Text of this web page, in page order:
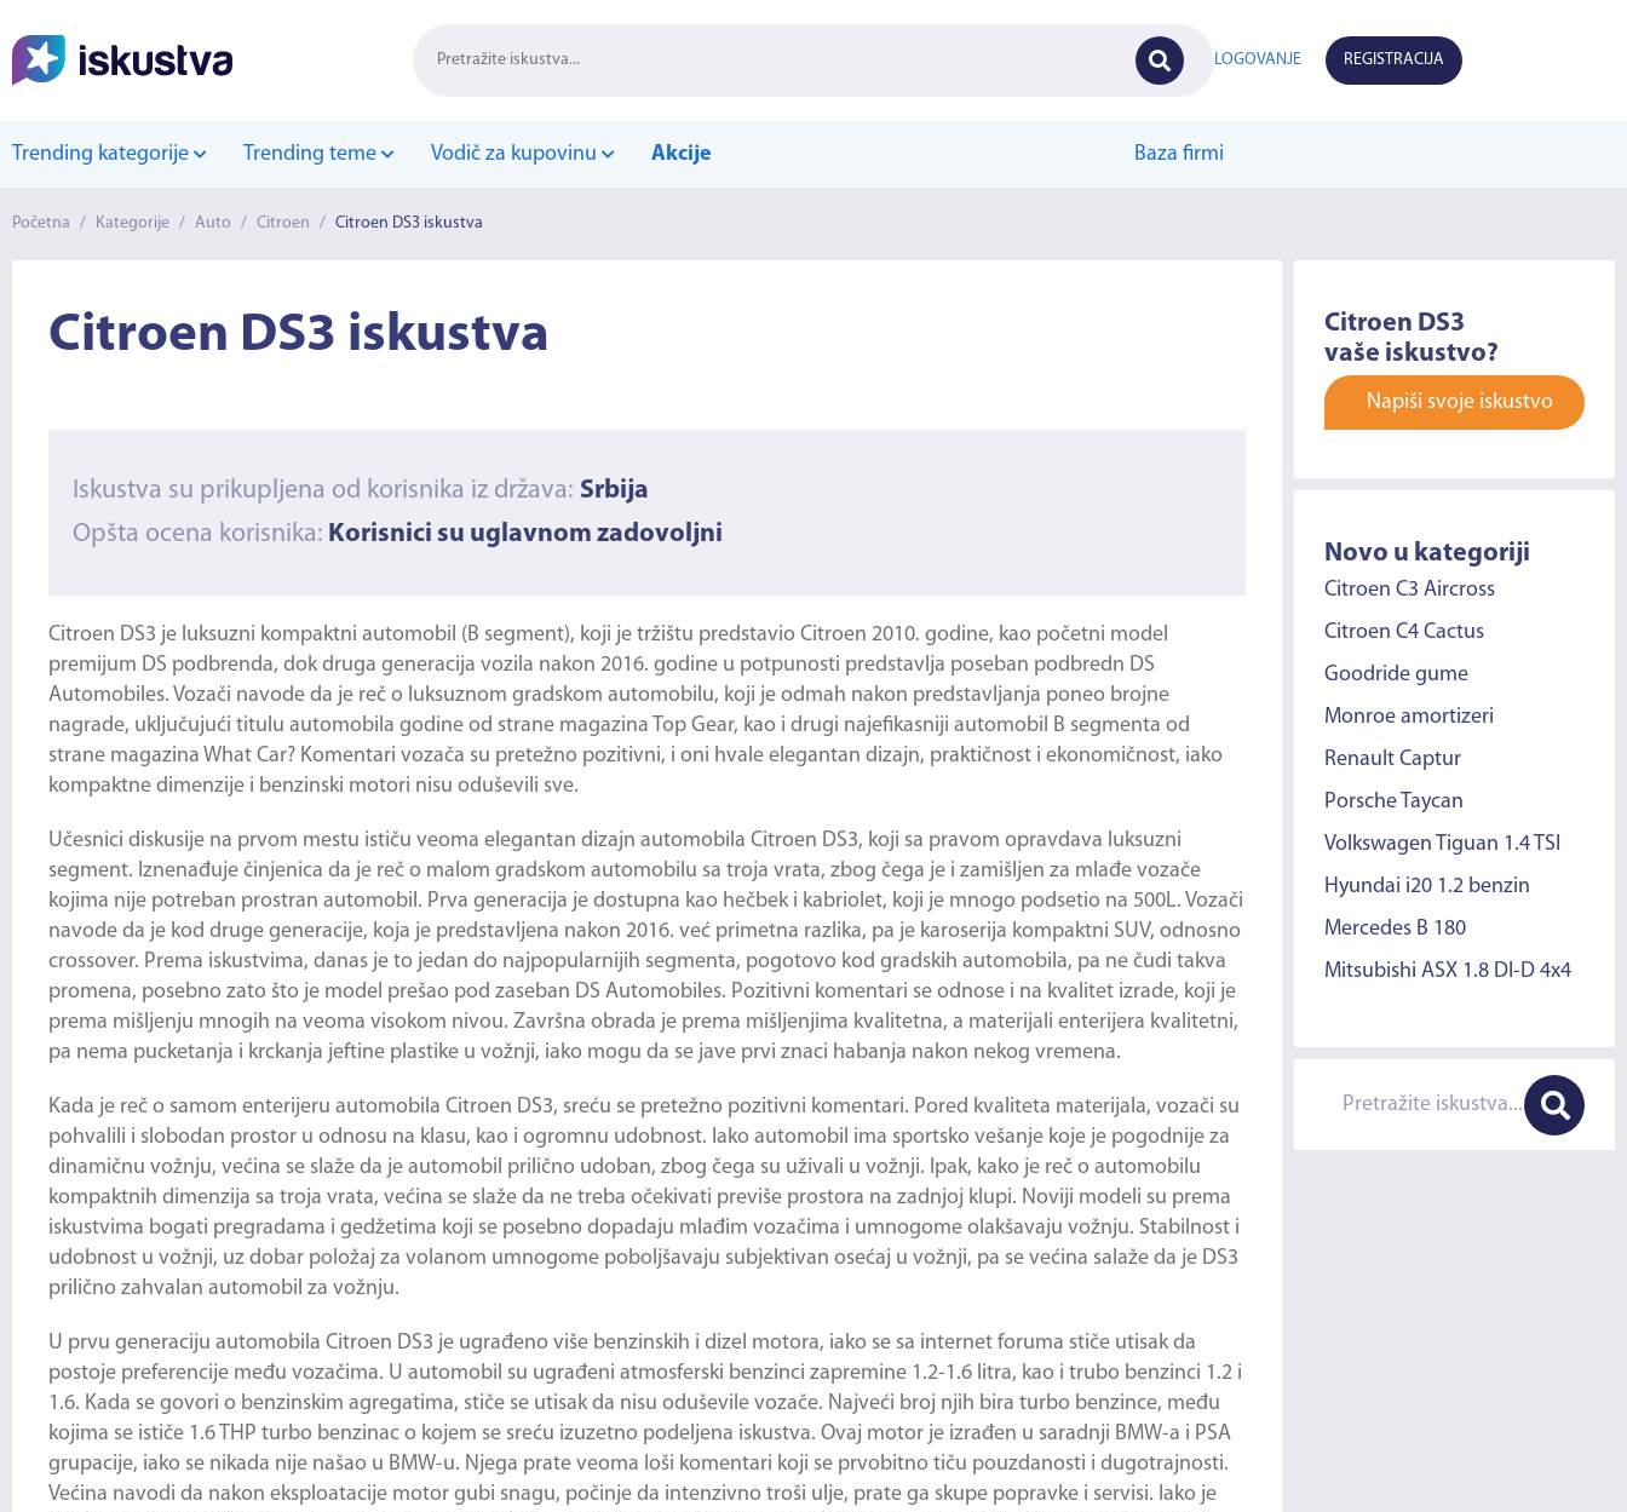
LOGOVANJE REGISTRACIJA
Trending kategorije Trending teme Vodič za kupovinu Akcije Baza firmi
Početna / Kategorije / Auto / Citroen / Citroen DS3 iskustva
Citroen DS3 iskustva
Iskustva su prikupljena od korisnika iz država: Srbija
Opšta ocena korisnika: Korisnici su uglavnom zadovoljni
Citroen DS3 je luksuzni kompaktni automobil (B segment), koji je tržištu predstavio Citroen 2010. godine, kao početni model
premijum DS podbrenda, dok druga generacija vozila nakon 2016. godine u potpunosti predstavlja poseban podbredn DS
Automobiles. Vozači navode da je reč o luksuznom gradskom automobilu, koji je odmah nakon predstavljanja poneo brojne
nagrade, uključujući titulu automobila godine od strane magazina Top Gear, kao i drugi najefikasniji automobil B segmenta od
strane magazina What Car? Komentari vozača su pretežno pozitivni, i oni hvale elegantan dizajn, praktičnost i ekonomičnost, iako
kompaktne dimenzije i benzinski motori nisu oduševili sve.
Učesnici diskusije na prvom mestu ističu veoma elegantan dizajn automobila Citroen DS3, koji sa pravom opravdava luksuzni
segment. Iznenađuje činjenica da je reč o malom gradskom automobilu sa troja vrata, zbog čega je i zamišljen za mlađe vozače
kojima nije potreban prostran automobil. Prva generacija je dostupna kao hečbek i kabriolet, koji je mnogo podsetio na 500L. Vozači
navode da je kod druge generacije, koja je predstavljena nakon 2016. već primetna razlika, pa je karoserija kompaktni SUV, odnosno
crossover. Prema iskustvima, danas je to jedan do najpopularnijih segmenta, pogotovo kod gradskih automobila, pa ne čudi takva
promena, posebno zato što je model prešao pod zaseban DS Automobiles. Pozitivni komentari se odnose i na kvalitet izrade, koji je
prema mišljenju mnogih na veoma visokom nivou. Završna obrada je prema mišljenjima kvalitetna, a materijali enterijera kvalitetni,
pa nema pucketanja i krckanja jeftine plastike u vožnji, iako mogu da se jave prvi znaci habanja nakon nekog vremena.
Kada je reč o samom enterijeru automobila Citroen DS3, sreću se pretežno pozitivni komentari. Pored kvaliteta materijala, vozači su
pohvalili i slobodan prostor u odnosu na klasu, kao i ogromnu udobnost. Iako automobil ima sportsko vešanje koje je pogodnije za
dinamičnu vožnju, većina se slaže da je automobil prilično udoban, zbog čega su uživali u vožnji. Ipak, kako je reč o automobilu
kompaktnih dimenzija sa troja vrata, većina se slaže da ne treba očekivati previše prostora na zadnjoj klupi. Noviji modeli su prema
iskustvima bogati pregradama i gedžetima koji se posebno dopadaju mlađim vozačima i umnogome olakšavaju vožnju. Stabilnost i
udobnost u vožnji, uz dobar položaj za volanom umnogome poboljšavaju subjektivan osećaj u vožnji, pa se većina salaže da je DS3
prilično zahvalan automobil za vožnju.
U prvu generaciju automobila Citroen DS3 je ugrađeno više benzinskih i dizel motora, iako se sa internet foruma stiče utisak da
postoje preferencije među vozačima. U automobil su ugrađeni atmosferski benzinci zapremine 1.2-1.6 litra, kao i trubo benzinci 1.2 i
1.6. Kada se govori o benzinskim agregatima, stiče se utisak da nisu oduševile vozače. Najveći broj njih bira turbo benzince, među
kojima se ističe 1.6 THP turbo benzinac o kojem se sreću izuzetno podeljena iskustva. Ovaj motor je izrađen u saradnji BMW-a i PSA
grupacije, iako se nikada nije našao u BMW-u. Njega prate veoma loši komentari koji se prvobitno tiču pouzdanosti i dugotrajnosti.
Većina navodi da nakon eksploatacije motor gubi snagu, počinje da intenzivno troši ulje, prate ga skupe popravke i servisi. Iako je
Citroen DS3
vaše iskustvo?
Napiši svoje iskustvo
Novo u kategoriji
Citroen C3 Aircross
Citroen C4 Cactus
Goodride gume
Monroe amortizeri
Renault Captur
Porsche Taycan
Volkswagen Tiguan 1.4 TSI
Hyundai i20 1.2 benzin
Mercedes B 180
Mitsubishi ASX 1.8 DI-D 4x4